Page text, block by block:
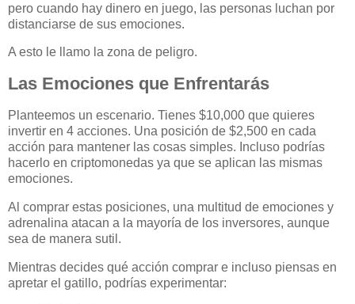
pero cuando hay dinero en juego, las personas luchan por
distanciarse de sus emociones.
A esto le llamo la zona de peligro.
Las Emociones que Enfrentarás
Planteemos un escenario. Tienes $10,000 que quieres
invertir en 4 acciones. Una posición de $2,500 en cada
acción para mantener las cosas simples. Incluso podrías
hacerlo en criptomonedas ya que se aplican las mismas
emociones.
Al comprar estas posiciones, una multitud de emociones y
adrenalina atacan a la mayoría de los inversores, aunque
sea de manera sutil.
Mientras decides qué acción comprar e incluso piensas en
apretar el gatillo, podrías experimentar: